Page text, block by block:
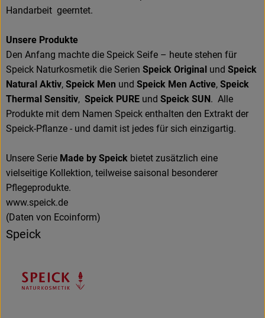
Handarbeit geerntet.
Unsere Produkte
Den Anfang machte die Speick Seife – heute stehen für
Speick Naturkosmetik die Serien Speick Original und Speick
Natural Aktiv, Speick Men und Speick Men Active, Speick
Thermal Sensitiv, Speick PURE und Speick SUN . Alle
Produkte mit dem Namen Speick enthalten den Extrakt der
Speick-Pflanze - und damit ist jedes für sich einzigartig.
Unsere Serie Made by Speick bietet zusätzlich eine
vielseitige Kollektion, teilweise saisonal besonderer
Pflegeprodukte.
www.speick.de
(Daten von Ecoinform)
Speick